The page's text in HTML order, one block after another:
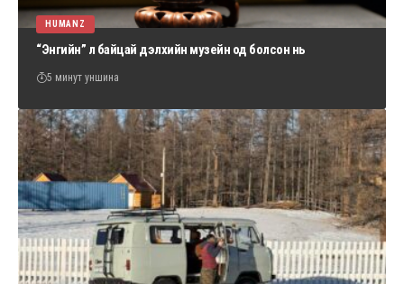
HUMANZ
“Энгийн” л байцай дэлхийн музейн од болсон нь
5 минут уншина